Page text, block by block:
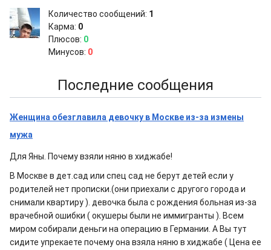
Количество сообщений: 1
Карма: 0
Плюсов: 0
Минусов: 0
Последние сообщения
Женщина обезглавила девочку в Москве из-за измены
мужа
Для Яны. Почему взяли няню в хиджабе!
В Москве в дет.сад или спец сад не берут детей если у
родителей нет прописки.(они приехали с другого города и
снимали квартиру ). девочка была с рождения больная из-за
врачебной ошибки ( окушеры были не иммигранты ). Всем
миром собирали деньги на операцию в Германии. А Вы тут
сидите упрекаете почему она взяла няню в хиджабе ( Цена ее